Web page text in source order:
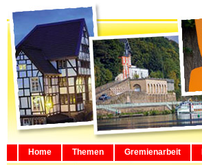
Home Themen Gremienarbeit